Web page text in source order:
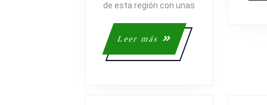
de esta región con unas
Leer más
Leer
más